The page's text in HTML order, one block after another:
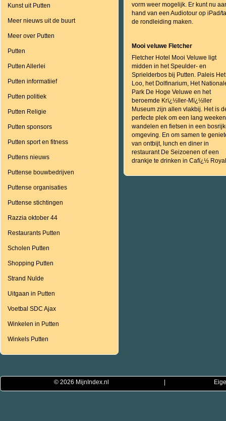
Kunst uit Putten
Meer nieuws uit de buurt
Meer over Putten
Putten
Putten Allerlei
Putten informatiief
Putten politiek
Putten Religie
Putten sponsors
Putten sport en fitness
Puttens nieuws
Puttense bouwbedrijven
Puttense organisaties
Puttense stichtingen
Razzia oktober 44
Restaurants Putten
Scholen Putten
Shopping Putten
Strand Nulde
Uitgaan in Putten
Voetbal SDC Ajax
Winkelen in Putten
Winkels Putten
vorm weer mogelijk. Er kunt nu
hand van een Audiotour op iPad/
de rondleiding maken.
Mooi veluwe Fletcher
Fletcher Hotel Mooi Veluwe ligt
midden in het Speulder- en
Sprielderbos bij Putten. Paleis Het
Loo, het Dolfinarium, Het
Park De Hoge Veluwe en het
beroemde Krï¿½ller-Mï¿½ller
Museum zijn allen vlakbij. Het is
perfecte plek om een lang
wandelen en fietsen in een
omgeving. En om samen te
van ontbijt, lunch en diner in
restaurant De Seizoenen of een
drankje te drinken in Cafï¿½
© 2026 MijnIndex.nl